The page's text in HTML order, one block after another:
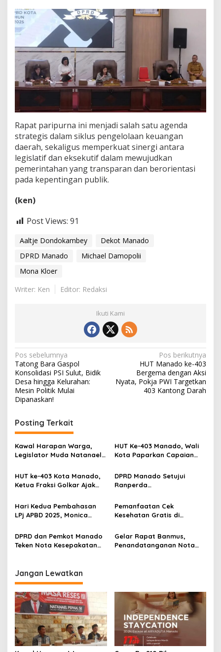
Rapat paripurna ini menjadi salah satu agenda
strategis dalam siklus pengelolaan keuangan
daerah, sekaligus memperkuat sinergi antara
legislatif dan eksekutif dalam mewujudkan
pemerintahan yang transparan dan berorientasi
pada kepentingan publik.
(ken)
Post Views: 91
Aaltje Dondokambey
Dekot Manado
DPRD Manado
Michael Damopolii
Mona Kloer
Writer: Ken
Editor: Redaksi
Ikuti Kami
N
a
v
i
a
s
i
o
Pos sebelumnya
Tatong Bara Gaspol
Konsolidasi PSI Sulut, Bidik
Desa hingga Kelurahan:
Mesin Politik Mulai
Dipanaskan!
Pos berikutnya
HUT Manado ke-403
Bergema dengan Aksi
Nyata, Pokja PWI Targetkan
403 Kantong Darah
Posting Terkait
Kawal Harapan Warga,
Legislator Muda Natanael
Bersih Segera
Ditindaklanjuti
HUT Ke-403 Manado, Wali
Kota Paparkan Capaian
Jaga Persatuan
HUT ke-403 Kota Manado,
Ketua Fraksi Golkar Ajak
Persatuan dan Dukung
Pembangunan
DPRD Manado Setujui
Ranperda
2025, Wali Kota Tekankan
Sinergi Tingkatkan Tata
Hari Kedua Pembahasan
LPj APBD 2025, Monica
Pengelolaan Sampah
hingga Pembinaan Atlet
Pemanfaatan Cek
Kesehatan Gratis di
Monica Tambajong Dorong
Sosialisasi Diperluas
DPRD dan Pemkot Manado
Teken Nota Kesepakatan
Gelar Rapat Banmus,
Penandatanganan Nota
Jangan Lewatkan